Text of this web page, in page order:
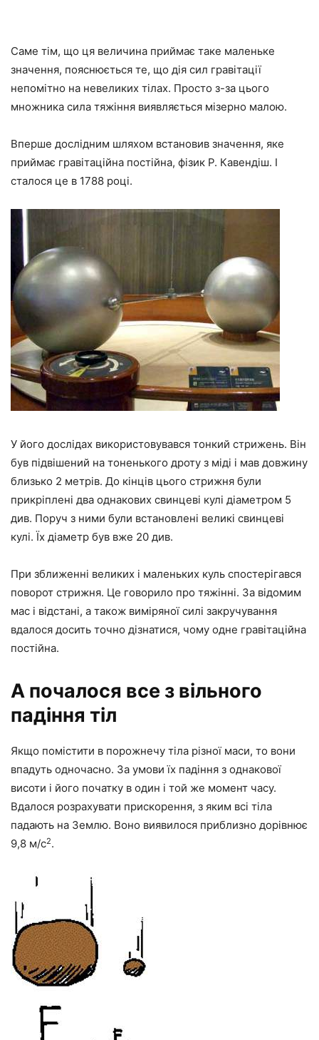
Саме тім, що ця величина приймає таке маленьке
значення, пояснюється те, що дія сил гравітації
непомітно на невеликих тілах. Просто з-за цього
множника сила тяжіння виявляється мізерно малою.
Вперше дослідним шляхом встановив значення, яке
приймає гравітаційна постійна, фізик Р. Кавендіш. І
сталося це в 1788 році.
У його дослідах використовувався тонкий стрижень. Він
був підвішений на тоненького дроту з міді і мав довжину
близько 2 метрів. До кінців цього стрижня були
прикріплені два однакових свинцеві кулі діаметром 5
див. Поруч з ними були встановлені великі свинцеві
кулі. Їх діаметр був вже 20 див.
При зближенні великих і маленьких куль спостерігався
поворот стрижня. Це говорило про тяжінні. За відомим
мас і відстані, а також виміряної силі закручування
вдалося досить точно дізнатися, чому одне гравітаційна
постійна.
А почалося все з вільного
падіння тіл
Якщо помістити в порожнечу тіла різної маси, то вони
впадуть одночасно. За умови їх падіння з однакової
висоти і його початку в один і той же момент часу.
Вдалося розрахувати прискорення, з яким всі тіла
падають на Землю. Воно виявилося приблизно дорівнює
9,8 м/с2.